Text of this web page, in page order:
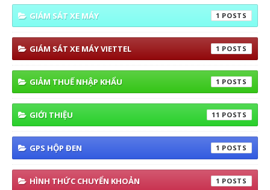
GIÁM SÁT XE MÁY 1
GIÁM SÁT XE MÁY VIETTEL 1
GIẢM THUẾ NHẬP KHẨU 1
GIỚI THIỆU 11
GPS HỘP ĐEN 1
HÌNH THỨC CHUYỂN KHOẢN 1